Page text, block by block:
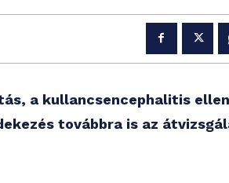
a kullancsencephalitis
továbbra is az